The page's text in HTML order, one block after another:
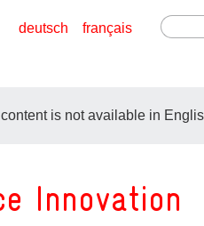
français
deutsch
is not available in
Innovation